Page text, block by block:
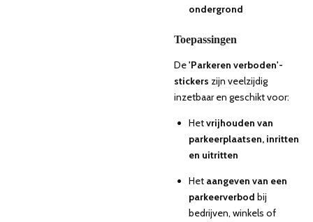
ondergrond
Toepassingen
De'Parkeren verboden'-
stickers zijn veelzijdig
inzetbaar en geschikt voor:
Hetvrijhouden van
parkeerplaatsen, inritten
en uitritten
Het aangeven van een
parkeerverbod bij
bedrijven, winkels of